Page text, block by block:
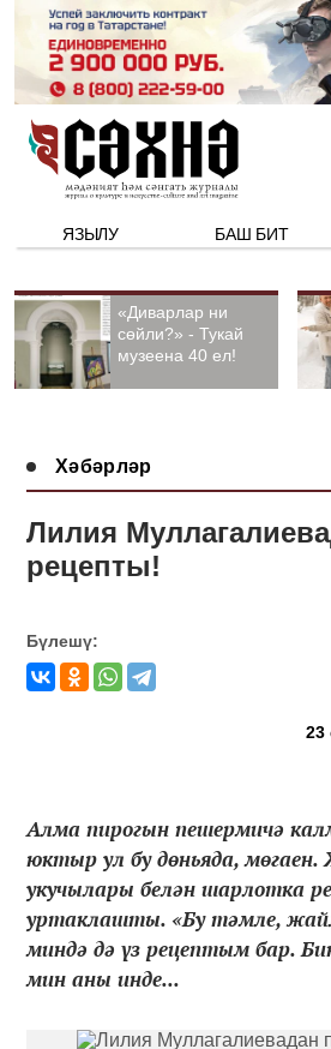
ЯЗЫЛУ БАШ БИТ
«Диварлар ни
сөйли?» - Тукай
музеена 40 ел!
Хәбәрләр
Лилия
рецепты!
Бүлешү:
23
Алма пирогын пешермичә
юктыр ул бу дөньяда,
укучылары белән шарлотка
уртаклашты. «Бу тәмле,
миндә дә үз рецептым бар. Бик
мин аны инде...